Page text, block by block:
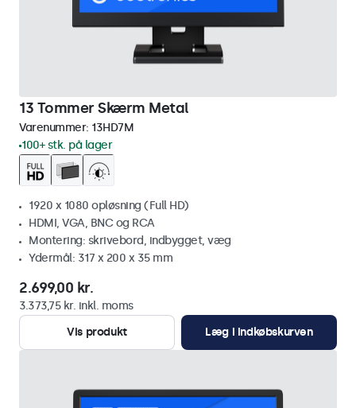
13 Tommer Skærm Metal
Varenummer: 13HD7M
100+ stk. på lager
1920 x 1080 opløsning (Full HD)
HDMI, VGA, BNC og RCA
Montering: skrivebord, indbygget, væg
Ydermål: 317 x 200 x 35 mm
2.699,00 kr.
3.373,75 kr. inkl. moms
Vis produkt
Læg i indkøbskurven